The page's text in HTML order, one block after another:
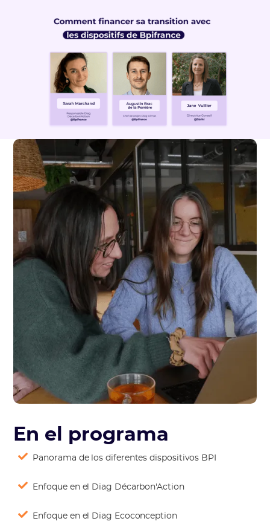
En el programa
Panorama de los diferentes dispositivos BPI
Enfoque en el Diag Décarbon'Action
Enfoque en el Diag Ecoconception